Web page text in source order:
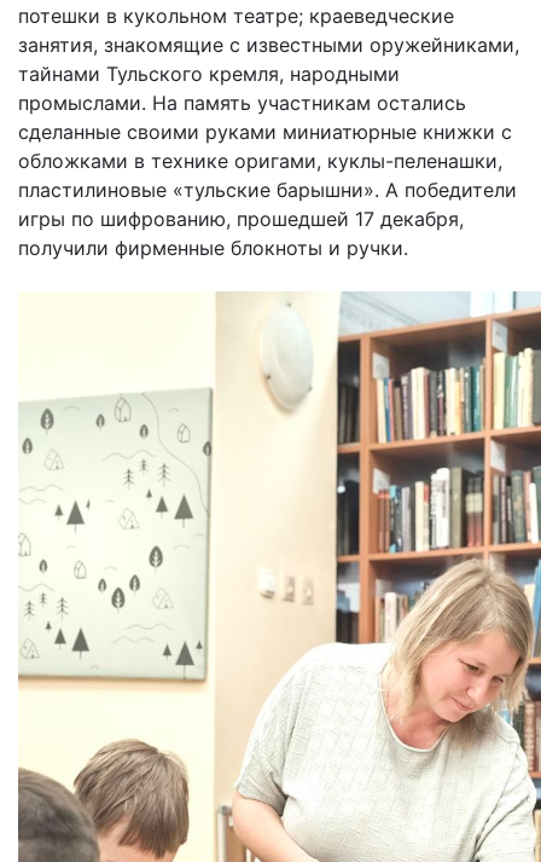
потешки в кукольном театре; краеведческие
занятия, знакомящие с известными оружейниками,
тайнами Тульского кремля, народными
промыслами. На память участникам остались
сделанные своими руками миниатюрные книжки с
обложками в технике оригами, куклы-пеленашки,
пластилиновые «тульские барышни». А победители
игры по шифрованию, прошедшей 17 декабря,
получили фирменные блокноты и ручки.